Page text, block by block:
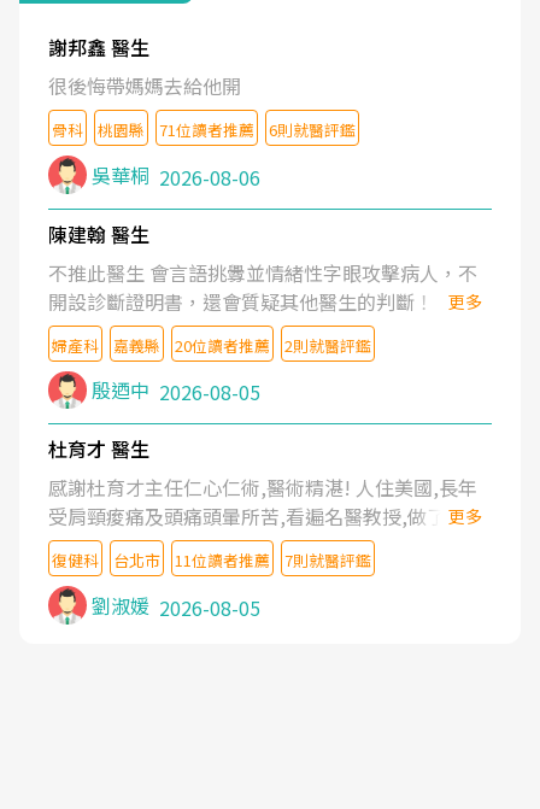
謝邦鑫 醫生
很後悔帶媽媽去給他開
骨科 桃園縣 71位讀者推薦 6則就醫評鑑
吳華桐 2026-08-06
陳建翰 醫生
不推此醫生 會言語挑釁並情緒性字眼攻擊病人，不
開設診斷證明書，還會質疑其他醫生的判斷！
更多
婦產科 嘉義縣 20位讀者推薦 2則就醫評鑑
殷迺中 2026-08-05
杜育才 醫生
感謝杜育才主任仁心仁術,醫術精湛! 人住美國,長年
受肩頸痠痛及頭痛頭暈所苦,看遍名醫教授,做了各種
檢查,也嘗試過西醫打針,中醫針灸及物理徒手治療都
沒有用,後來連吃到嗎啡類止痛藥都效果有限,只是壓
症狀,沒多久就痛起來,多年失眠嚴重影響生活品質.
台灣親友介紹忠孝醫院杜育才主任是頸頭症候群專
更多
復健科 台北市 11位讀者推薦 7則就醫評鑑
劉淑媛 2026-08-05